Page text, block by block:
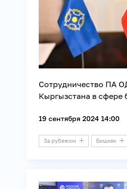
Сотрудничество ПА
Кыргызстана в сфере
19 сентября 2024 14:00
За рубежом Бишкек
ОДКБ Образование